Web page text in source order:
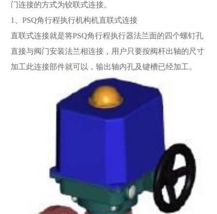
门连接的方式为铰联式连接。
1、PSQ角行程执行机构机直联式连接
直联式连接就是将PSQ角行程执行器法兰面的四个螺钉孔
直接与阀门安装法兰相连接，用户只要按阀杆出轴的尺寸
加工此连接部件就可以，输出轴内孔及键槽已经加工。